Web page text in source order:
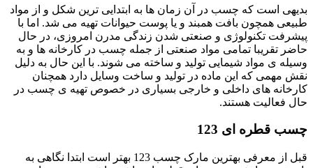
بدیهی است که چسب در آن زمان ها به ابتدایی ترین شکل و از مواد
طبیعی همچون بافت همبند و یا پوست حیوانات تهیه می شد. اما با
پیشرفت تکنولوژی و صنعتی شدن زندگی مدرن امروزی، در حال
حاضر تقریبا تمامی مواد صنعتی از جمله چسب در کارخانه ها و به
وسیله ی مواد شیمایی تولید و ساخته می شوند. با این حال به دلیل
نقش مهمی که این ماده در تولید و ساخت وسایل دارد همچنان
کارخانه های داخلی و خارجی بسیاری در خصوص تهیه ی چسب در
حال فعالیت هستند.
چسب قطره ای 123
قبل از معرفی بهترین مارک چسب 123 بهتر است ابتدا نگاهی به